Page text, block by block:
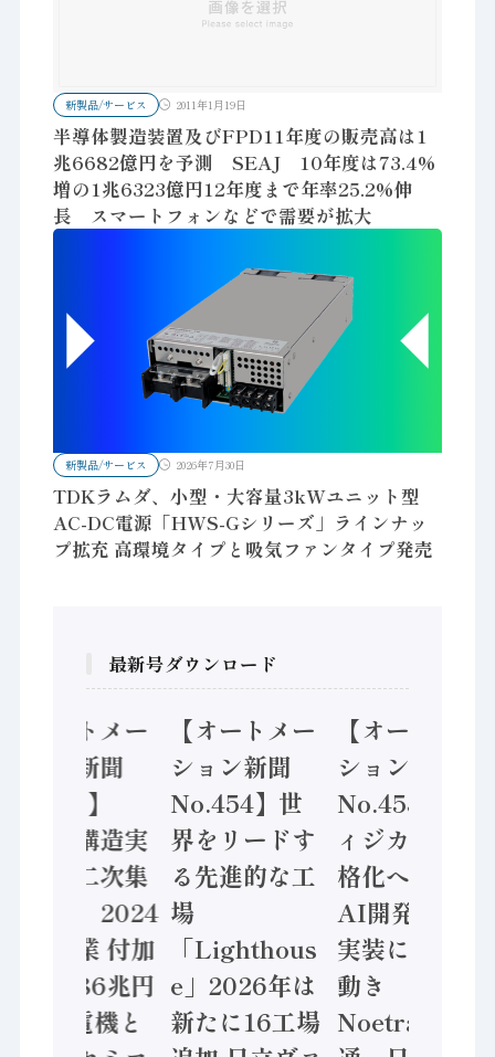
新製品/サービス 2011年1月19日
半導体製造装置及びFPD11年度の販売高は1
兆6682億円を予測 SEAJ 10年度は73.4%
増の1兆6323億円12年度まで年率25.2%伸
長 スマートフォンなどで需要が拡大
新製品/サービス 2026年7月30日
TDKラムダ、小型・大容量3kWユニット型
AC-DC電源「HWS-Gシリーズ」ラインナッ
プ拡充 高環境タイプと吸気ファンタイプ発売
最新号ダウンロード
【オートメー
ション新聞
No.455】
「経済構造実
態調査二次集
計結果」2024
年製造業 付加
価値額86兆円
/ 三菱電機と
【オートメー
ション新聞
No.454】世
界をリードす
る先進的な工
場
「Lighthous
e」2026年は
新たに16工場
【オートメー
ション新聞
No.453】フ
ィジカルAI本
格化へ 国産
AI開発や社会
実装に活発な
動き
Noetra、富士